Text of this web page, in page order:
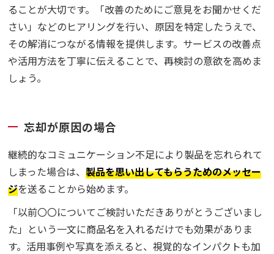
ることが大切です。「改善のためにご意見をお聞かせくだ
さい」などのヒアリングを行い、原因を特定したうえで、
その解消につながる情報を提供します。サービスの改善点
や活用方法を丁寧に伝えることで、再検討の意欲を高めま
しょう。
忘却が原因の場合
継続的なコミュニケーション不足により製品を忘れられて
しまった場合は、製品を思い出してもらうためのメッセー
ジを送ることから始めます。
「以前〇〇についてご検討いただきありがとうございまし
た」という一文に商品名を入れるだけでも効果がありま
す。活用事例や写真を添えると、視覚的なインパクトも加